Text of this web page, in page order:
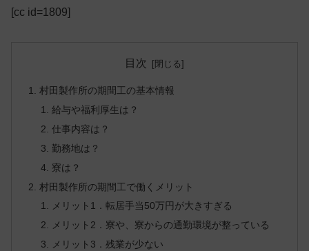
[cc id=1809]
目次
村田製作所の期間工の基本情報
給与や福利厚生は？
仕事内容は？
勤務地は？
寮は？
村田製作所の期間工で働くメリット
メリット1．転居手当50万円が大きすぎる
メリット2．寮や、寮からの通勤環境が整っている
メリット3．残業が少ない